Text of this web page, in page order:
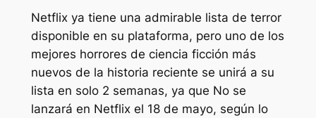
Netflix ya tiene una admirable lista de terror
disponible en su plataforma, pero uno de los
mejores horrores de ciencia ficción más
nuevos de la historia reciente se unirá a su
lista en solo 2 semanas, ya que Nose
lanzará en Netflix el 18 de mayo, según lo